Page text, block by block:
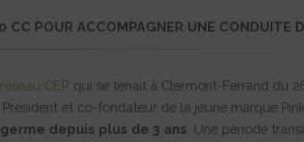
CC POUR ACCOMPAGNER UNE CONDUITE
réseau CER qui se tenait à Clermont-Ferrand du
, Président et co-fondateur de la jeune marque
depuis plus de 3 ans . Une période